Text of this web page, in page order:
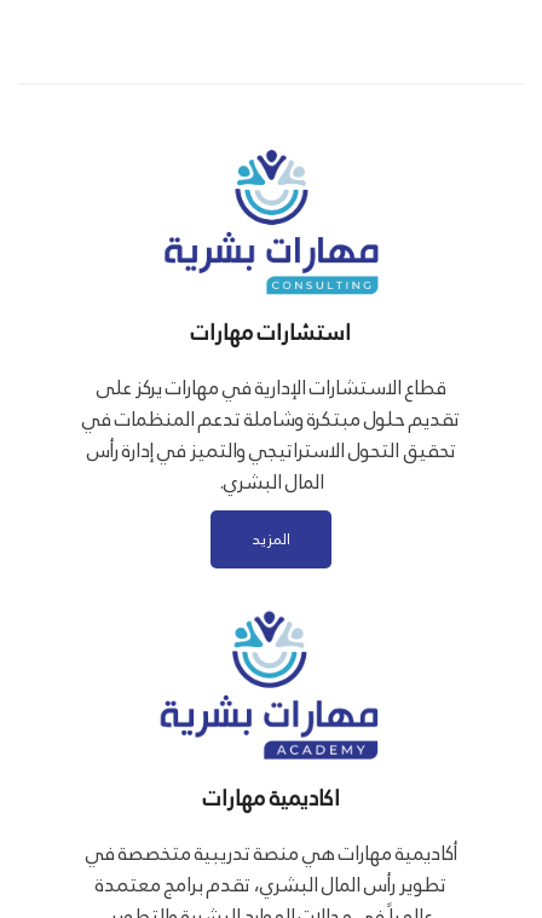
استشارات مهارات
قطاع الاستشارات الإدارية في مهارات يركز على
تقديم حلول مبتكرة وشاملة تدعم المنظمات في
تحقيق التحول الاستراتيجي والتميز في إدارة رأس
المال البشري.
المزيد
اكاديمية مهارات
أكاديمية مهارات هي منصة تدريبية متخصصة في
تطوير رأس المال البشري، تقدم برامج معتمدة